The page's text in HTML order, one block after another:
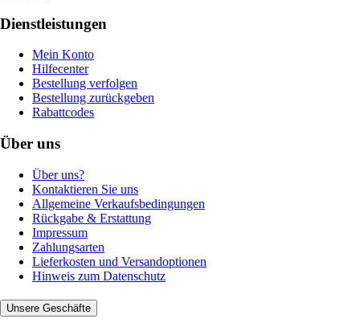
Dienstleistungen
Mein Konto
Hilfecenter
Bestellung verfolgen
Bestellung zurückgeben
Rabattcodes
Über uns
Über uns?
Kontaktieren Sie uns
Allgemeine Verkaufsbedingungen
Rückgabe & Erstattung
Impressum
Zahlungsarten
Lieferkosten und Versandoptionen
Hinweis zum Datenschutz
Unsere Geschäfte